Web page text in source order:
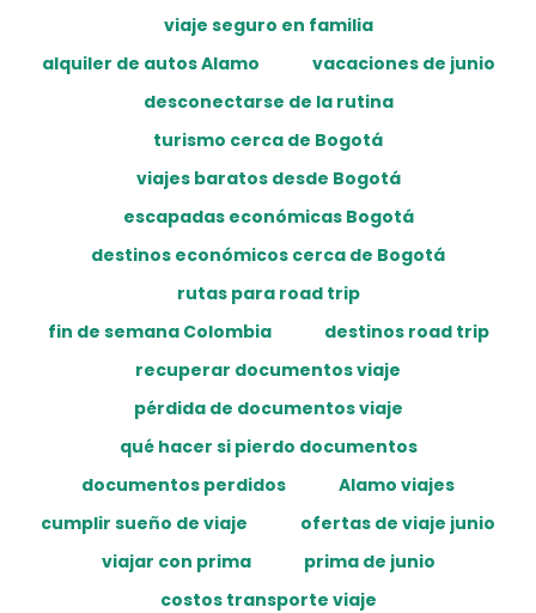
viaje seguro en familia
alquiler de autos Alamo
vacaciones de junio
desconectarse de la rutina
turismo cerca de Bogotá
viajes baratos desde Bogotá
escapadas económicas Bogotá
destinos económicos cerca de Bogotá
rutas para road trip
fin de semana Colombia
destinos road trip
recuperar documentos viaje
pérdida de documentos viaje
qué hacer si pierdo documentos
documentos perdidos
Alamo viajes
cumplir sueño de viaje
ofertas de viaje junio
viajar con prima
prima de junio
costos transporte viaje